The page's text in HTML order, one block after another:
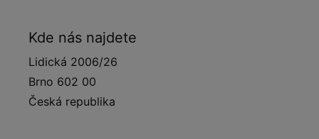
Kde nás najdete
Lidická 2006/26
Brno 602 00
Česká republika